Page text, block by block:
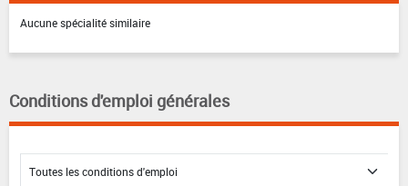
Aucune spécialité similaire
Conditions d'emploi générales